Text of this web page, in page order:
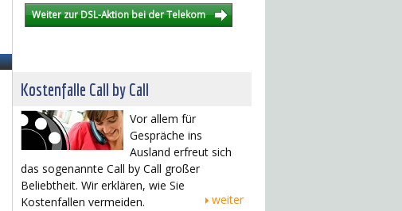
Weiter zur DSL-Aktion bei der Telekom
Kostenfalle Call by Call
Vor allem für
Gespräche ins
Ausland erfreut sich
das sogenannte Call by Call großer
Beliebtheit. Wir erklären, wie Sie
Kostenfallen vermeiden.
weiter